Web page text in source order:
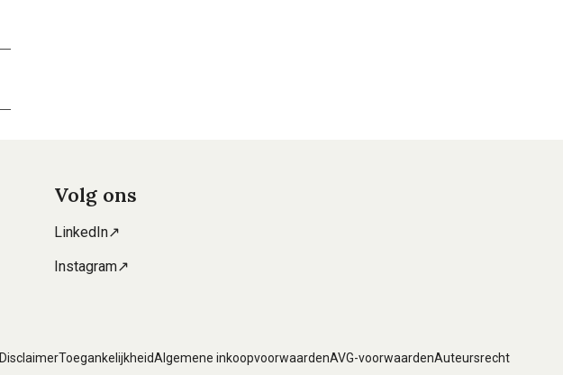
Volg ons
LinkedIn↗
Instagram↗
DisclaimerToegankelijkheidAlgemene inkoopvoorwaardenAVG-voorwaardenAuteursrecht